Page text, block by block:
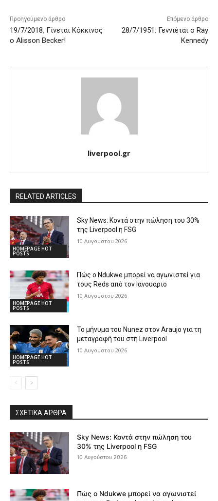
Προηγούμενο άρθρο
19/7/2018: Γίνεται Κόκκινος
ο Alisson Becker!
Επόμενο άρθρο
28/7/1951: Γεννιέται ο Ray
Kennedy
liverpool.gr
RELATED ARTICLES
HOMEPAGE HOT
POSTS
Sky News: Κοντά στην πώληση του 30%
της Liverpool η FSG
10 Αυγούστου 2026
HOMEPAGE HOT
POSTS
Πώς ο Ndukwe μπορεί να αγωνιστεί για
τους Reds από τον Ιανουάριο
10 Αυγούστου 2026
HOMEPAGE HOT
POSTS
Το μήνυμα του Nunez στον Araujo για τη
μεταγραφή του στη Liverpool
10 Αυγούστου 2026
ΣΧΕΤΙΚΆ ΆΡΘΡΑ
Sky News: Κοντά στην πώληση του
30% της Liverpool η FSG
10 Αυγούστου 2026
Πώς ο Ndukwe μπορεί να αγωνιστεί